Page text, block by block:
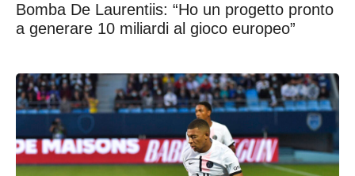
Bomba De Laurentiis: “Ho un progetto pronto
a generare 10 miliardi al gioco europeo”